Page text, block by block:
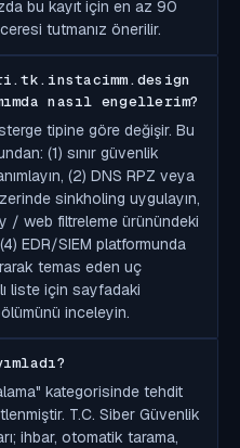
bu kayıt için en az 90
tutmanız önerilir.
nasıl engellerim?
tipine göre değişir. Bu
(1) sınır güvenlik
(2) DNS RPZ veya
sinkholing uygulayın,
/ web filtreleme ürünündeki
EDR/SIEM platformunda
temas eden uç
liste için sayfadaki
inceleyin.
kategorisinde tehdit
T.C. Siber Güvenlik
ihbar, otomatik tarama,